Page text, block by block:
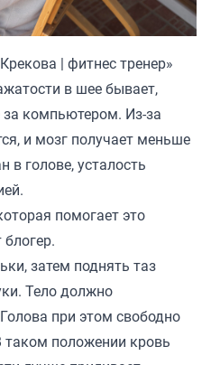
| фитнес тренер»
в шее бывает,
за компьютером. Из-за
и мозг получает меньше
в голове, усталость
помогает это
затем поднять таз
Тело должно
при этом свободно
таком положении кровь